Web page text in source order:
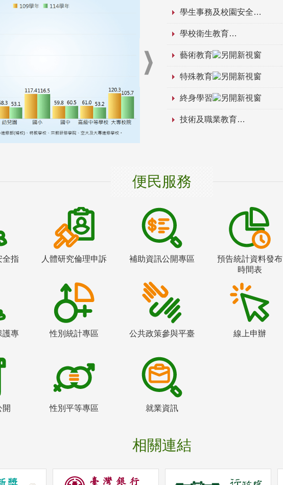
學生事務及校園安全
學校衛生教育
藝術教育
特殊教育
終身學習
技術及職業教育
便民服務
全指
人體研究倫理申訴 補助資訊公開專區
預告統計資料發布
時間表
護專
性別統計專區 公共政策參與平臺 線上申辦
開 性別平等專區 就業資訊
相關連結